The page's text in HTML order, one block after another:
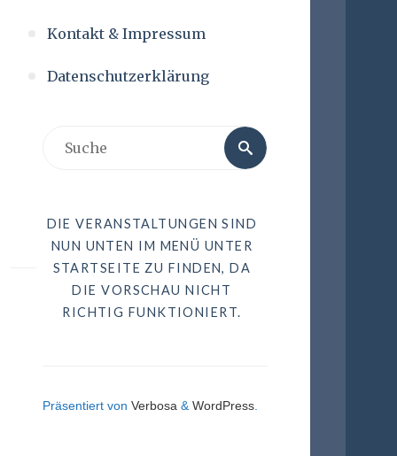
Kontakt & Impressum
Datenschutzerklärung
DIE VERANSTALTUNGEN SIND
NUN UNTEN IM MENÜ UNTER
STARTSEITE ZU FINDEN, DA
DIE VORSCHAU NICHT
RICHTIG FUNKTIONIERT.
Präsentiert von Verbosa & WordPress